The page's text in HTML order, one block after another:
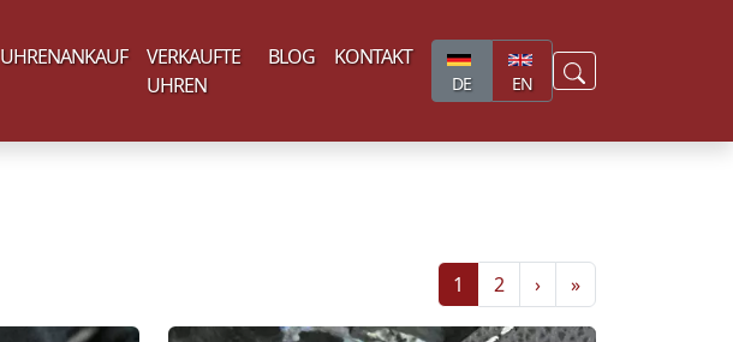
UHRENANKAUF
VERKAUFTE
UHREN
BLOG KONTAKT
DE EN
1 2 › »